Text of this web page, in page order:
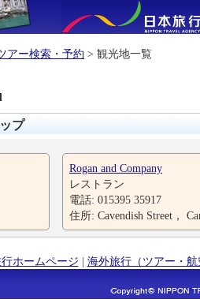
アー検索・予約 > 観光地一覧
プ
Rogan and Company
レストラン
電話: 015395 35917
住所: Cavendish Street，
ホームページ | 海外旅行（ツアー・航